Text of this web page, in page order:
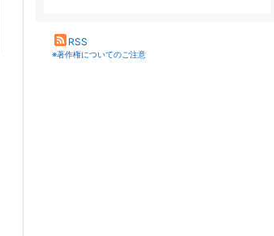
RSS
※著作権についてのご注意